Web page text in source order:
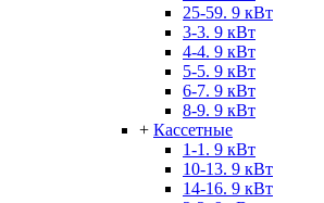
25-59. 9 кВт
3-3. 9 кВт
4-4. 9 кВт
5-5. 9 кВт
6-7. 9 кВт
8-9. 9 кВт
+ Кассетные
1-1. 9 кВт
10-13. 9 кВт
14-16. 9 кВт